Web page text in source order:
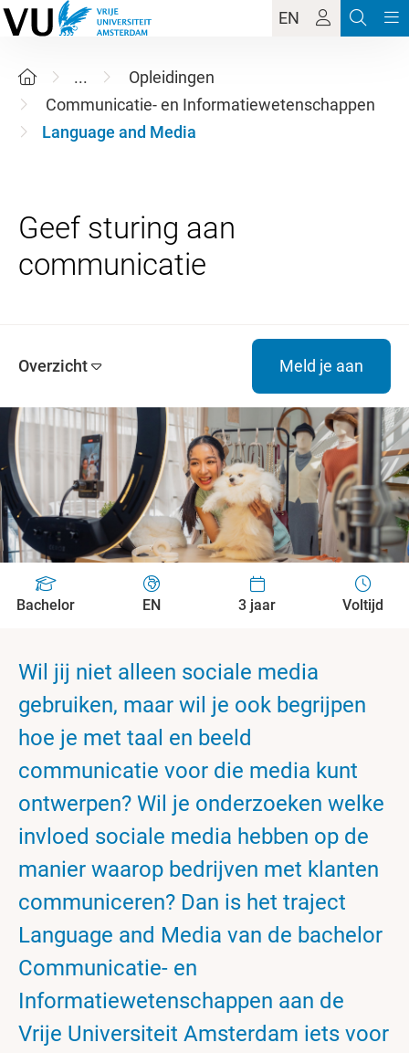
EN
...
Opleidingen
Communicatie- en Informatiewetenschappen
Language and Media
Geef sturing aan
Overzicht Meld je aan
Bachelor EN 3 jaar Voltijd
Wil jij niet alleen sociale media
gebruiken, maar wil je ook begrijpen
hoe je met taal en beeld
communicatie voor die media kunt
ontwerpen? Wil je onderzoeken welke
invloed sociale media hebben op de
manier waarop bedrijven met klanten
communiceren? Dan is het traject
Language and Media van de bachelor
Communicatie- en
Informatiewetenschappen aan de
Vrije Universiteit Amsterdam iets voor